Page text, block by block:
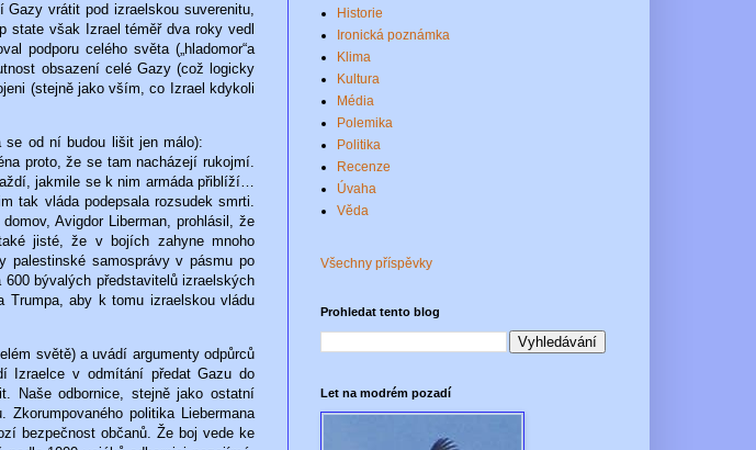
vrátit pod izraelskou suverenitu,
state však Izrael téměř dva roky vedl
podporu celého světa („hladomor“a
obsazení celé Gazy (což logicky
(stejně jako vším, co Izrael kdykoli
se od ní budou lišit jen málo):
proto, že se tam nacházejí rukojmí.
jakmile se k nim armáda přiblíží…
tak vláda podepsala rozsudek smrti.
Avigdor Liberman, prohlásil, že
jisté, že v bojích zahyne mnoho
palestinské samosprávy v pásmu po
bývalých představitelů izraelských
Trumpa, aby k tomu izraelskou vládu
světě) a uvádí argumenty odpůrců
Izraelce v odmítání předat Gazu do
Naše odbornice, stejně jako ostatní
politika Liebermana
bezpečnost občanů. Že boj vede ke
Historie
Ironická poznámka
Klima
Kultura
Média
Polemika
Politika
Recenze
Úvaha
Věda
Všechny příspěvky
Prohledat tento blog
Let na modrém pozadí